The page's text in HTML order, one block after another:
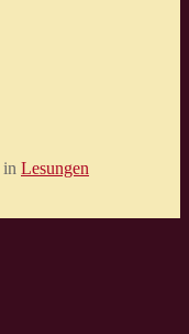
in Lesungen